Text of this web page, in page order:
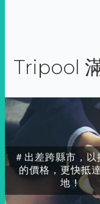
Tripool
＃出差跨縣市，以
的價格，更快抵
地！